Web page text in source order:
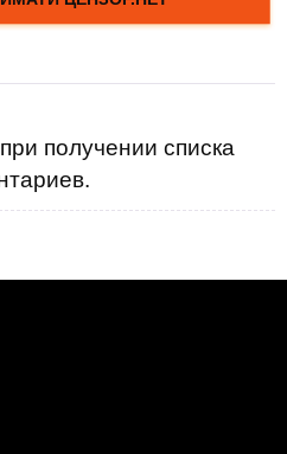
получении списка